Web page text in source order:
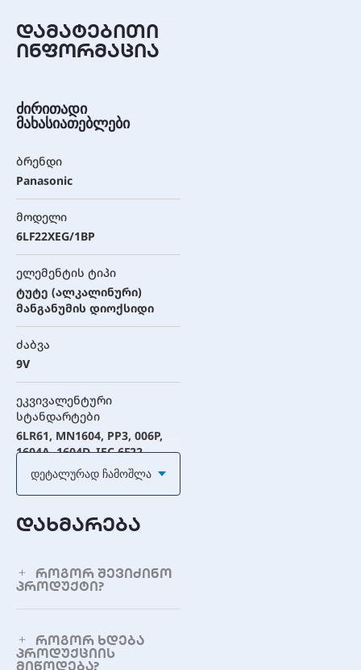
დამატებითი
ინფორმაცია
ძირითადი
მახასიათებლები
ბრენდი
Panasonic
მოდელი
6LF22XEG/1BP
ელემენტის ტიპი
ტუტე (ალკალინური)
მანგანუმის დიოქსიდი
ძაბვა
9V
ეკვივალენტური
სტანდარტები
6LR61, MN1604, PP3, 006P,
1604A, 1604D, IEC 6F22
სიგრძე
Დეტალურად Ჩამოშლა
დახმარება
როგორ შევიძინო
პროდუქტი?
როგორ ხდება
პროდუქციის
მიწოდება?